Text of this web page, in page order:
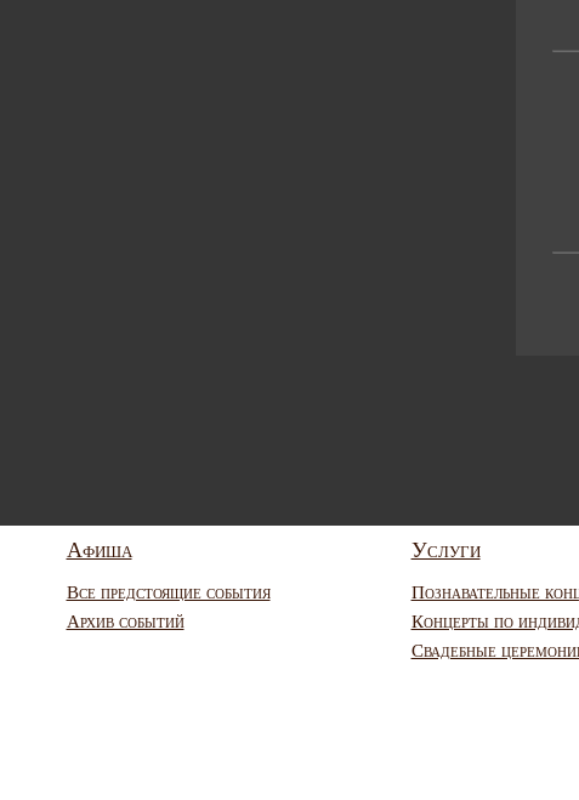
Афиша
Все предстоящие события
Архив событий
Услуги
Познавательные
Концерты по
Свадебные